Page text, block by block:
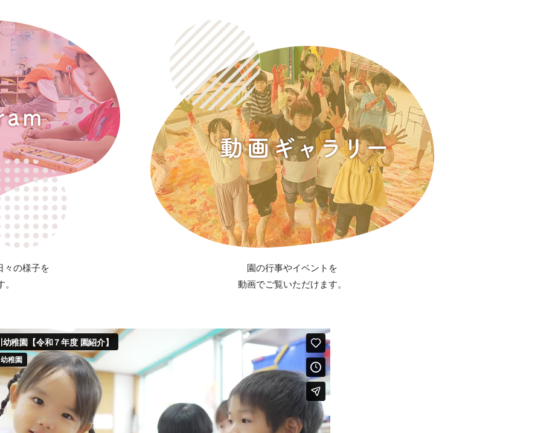
々の様子を
園の行事やイベントを
動画でご覧いただけます。